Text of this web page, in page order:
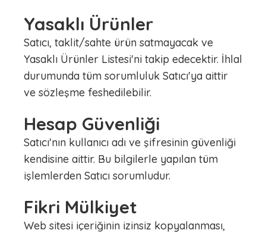
Yasaklı Ürünler
Satıcı, taklit/sahte ürün satmayacak ve
Yasaklı Ürünler Listesi'ni takip edecektir. İhlal
durumunda tüm sorumluluk Satıcı'ya aittir
ve sözleşme feshedilebilir.
Hesap Güvenliği
Satıcı'nın kullanıcı adı ve şifresinin güvenliği
kendisine aittir. Bu bilgilerle yapılan tüm
işlemlerden Satıcı sorumludur.
Fikri Mülkiyet
Web sitesi içeriğinin izinsiz kopyalanması,